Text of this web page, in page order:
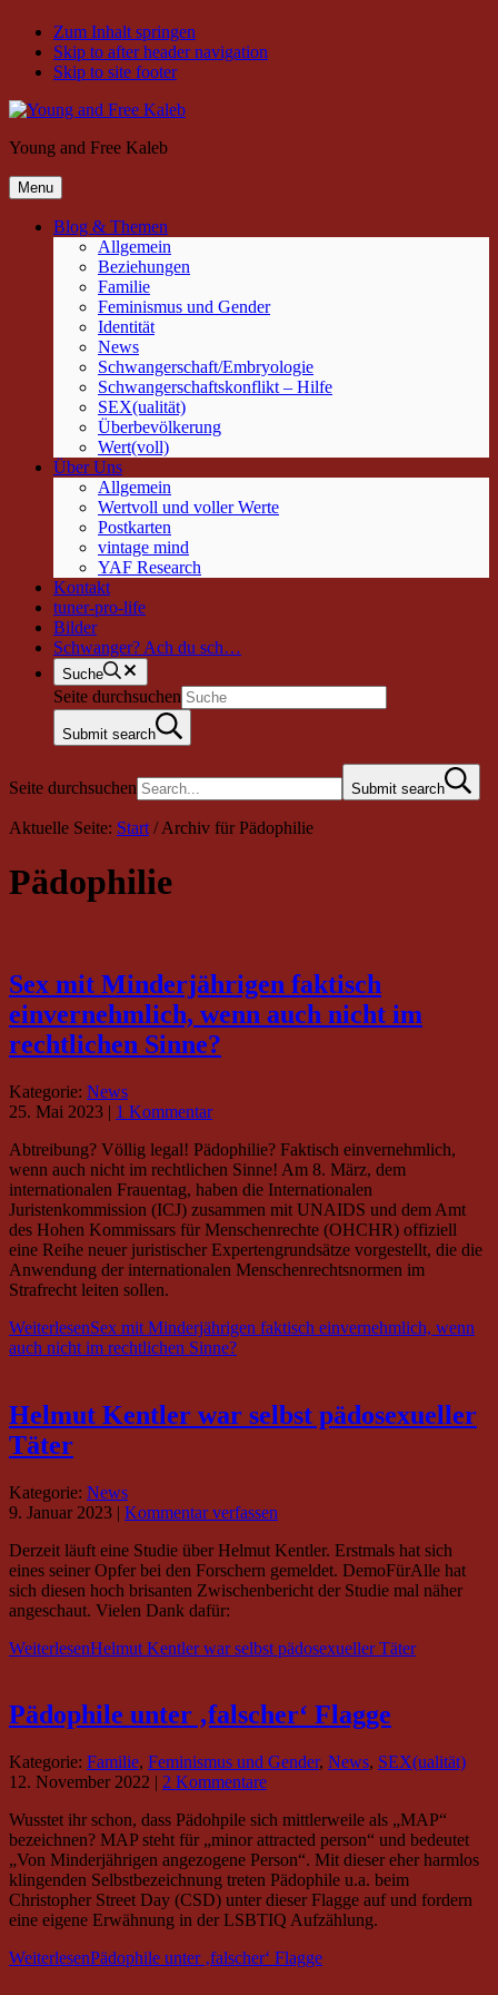
Zum Inhalt springen
Skip to after header navigation
Skip to site footer
Young and Free Kaleb
Menu
Blog & Themen
Allgemein
Beziehungen
Familie
Feminismus und Gender
Identität
News
Schwangerschaft/Embryologie
Schwangerschaftskonflikt – Hilfe
SEX(ualität)
Überbevölkerung
Wert(voll)
Über Uns
Allgemein
Wertvoll und voller Werte
Postkarten
vintage mind
YAF Research
Kontakt
tuner-pro-life
Bilder
Schwanger? Ach du sch…
Suche
Seite durchsuchen
Submit search
Seite durchsuchen Submit search
Aktuelle Seite: Start /Archiv für Pädophilie
Pädophilie
Sex mit Minderjährigen faktisch
einvernehmlich, wenn auch nicht im
rechtlichen Sinne?
Kategorie: News
25. Mai 2023 | 1 Kommentar
Abtreibung? Völlig legal! Pädophilie? Faktisch einvernehmlich,
wenn auch nicht im rechtlichen Sinne! Am 8. März, dem
internationalen Frauentag, haben die Internationalen
Juristenkommission (ICJ) zusammen mit UNAIDS und dem Amt
des Hohen Kommissars für Menschenrechte (OHCHR) offiziell
eine Reihe neuer juristischer Expertengrundsätze vorgestellt, die die
Anwendung der internationalen Menschenrechtsnormen im
Strafrecht leiten sollen.
WeiterlesenSex mit Minderjährigen faktisch einvernehmlich, wenn
auch nicht im rechtlichen Sinne?
Helmut Kentler war selbst pädosexueller
Täter
Kategorie: News
9. Januar 2023 | Kommentar verfassen
Derzeit läuft eine Studie über Helmut Kentler. Erstmals hat sich
eines seiner Opfer bei den Forschern gemeldet. DemoFürAlle hat
sich diesen hoch brisanten Zwischenbericht der Studie mal näher
angeschaut. Vielen Dank dafür:
WeiterlesenHelmut Kentler war selbst pädosexueller Täter
Pädophile unter ‚falscher‘ Flagge
Kategorie: Familie, Feminismus und Gender, News, SEX(ualität)
12. November 2022 | 2 Kommentare
Wusstet ihr schon, dass Pädohpile sich mittlerweile als „MAP“
bezeichnen? MAP steht für „minor attracted person“ und bedeutet
„Von Minderjährigen angezogene Person“. Mit dieser eher harmlos
klingenden Selbstbezeichnung treten Pädophile u.a. beim
Christopher Street Day (CSD) unter dieser Flagge auf und fordern
eine eigene Erwähnung in der LSBTIQ Aufzählung.
WeiterlesenPädophile unter ‚falscher‘ Flagge